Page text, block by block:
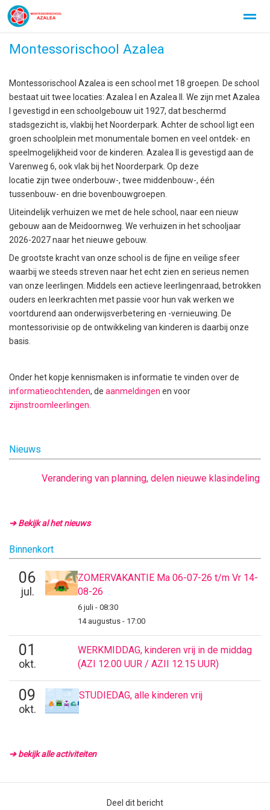
Home Foto's Instagram
Montessorischool Azalea
Montessorischool Azalea is een school met 18 groepen. De school
bestaat uit twee locaties: Azalea I en Azalea II. We zijn met Azalea
I gevestigd in een schoolgebouw uit 1927, dat beschermd
stadsgezicht is, vlakbij het Noorderpark. Achter de school ligt een
groen schoolplein met monumentale bomen en veel ontdek- en
speelmogelijkheid voor de kinderen. Azalea II is gevestigd aan de
Varenweg 6, ook vlak bij het Noorderpark. Op deze
locatie zijn twee onderbouw-, twee middenbouw-, één
tussenbouw- en drie bovenbouwgroepen.
Uiteindelijk verhuizen we met de hele school, naar een nieuw
gebouw aan de Meidoornweg. We verhuizen in het schooljaar
2026-2027 naar het nieuwe gebouw.
De grootste kracht van onze school is de fijne en veilige sfeer
waarbij we steeds streven naar het echt zien en serieus nemen
van onze leerlingen. Middels een actieve leerlingenraad, betrokken
ouders en leerkrachten met passie voor hun vak werken we
voortdurend aan onderwijsverbetering en -vernieuwing. De
montessorivisie op de ontwikkeling van kinderen is daarbij onze
basis.
Onder het kopje kennismaken is informatie te vinden over de
informatieochtenden, de aanmeldingen en voor
zijinstroomleerlingen.
Nieuws
Verandering van planning, delen nieuwe klasindeling
➔ Bekijk al het nieuws
Binnenkort
06
jul.
ZOMERVAKANTIE Ma 06-07-26 t/m Vr 14-
08-26
6 juli - 08:30
14 augustus - 17:00
01
okt.
WERKMIDDAG, kinderen vrij in de middag
(AZI 12.00 UUR / AZII 12.15 UUR)
09
okt.
STUDIEDAG, alle kinderen vrij
➔ bekijk alle activiteiten
Deel dit bericht